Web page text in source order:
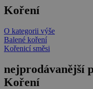
Koření
O kategorii výše
Balené koření
Kořenicí směsi
nejprodávanější
Koření